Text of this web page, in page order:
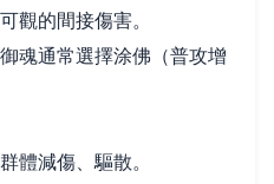
觀的間接傷害。
魂通常選擇涂佛（普攻增
體減傷、驅散。